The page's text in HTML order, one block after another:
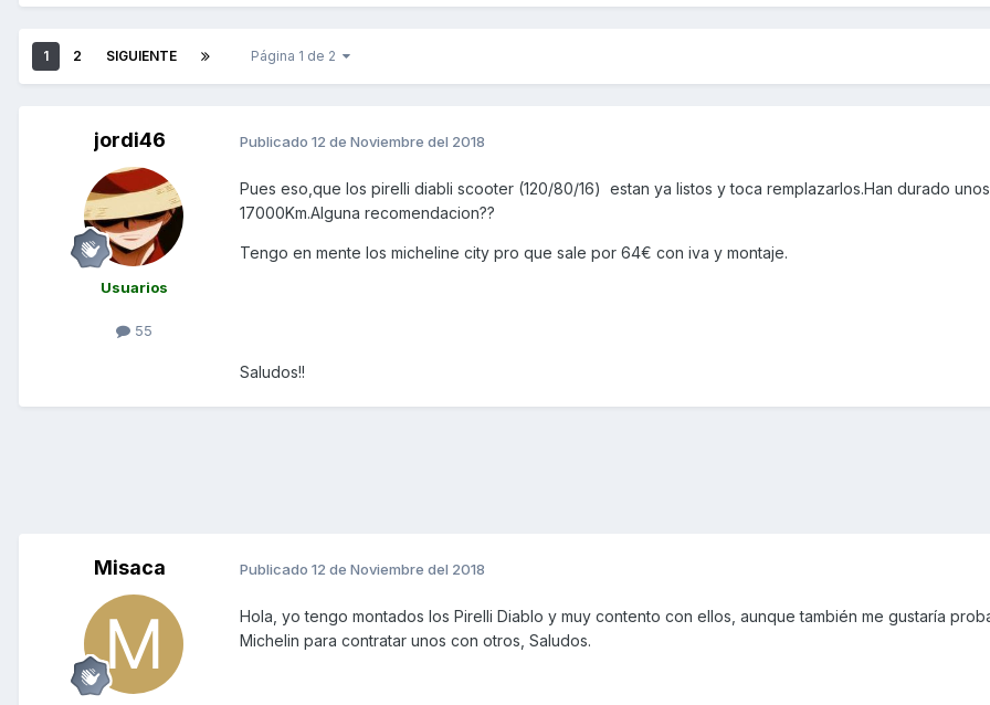
1 2 SIGUIENTE Página 1 de 2
jordi46
Usuarios
55
Publicado 12 de Noviembre del 2018
Pues eso,que los pirelli diabli scooter (120/80/16) estan ya listos y toca remplazarlos.Han durado unos
17000Km.Alguna recomendacion??
Tengo en mente los micheline city pro que sale por 64€ con iva y montaje.
Saludos!!
Misaca Publicado 12 de Noviembre del 2018
Hola, yo tengo montados los Pirelli Diablo y muy contento con ellos, aunque también me gustaría
Michelin para contratar unos con otros, Saludos.